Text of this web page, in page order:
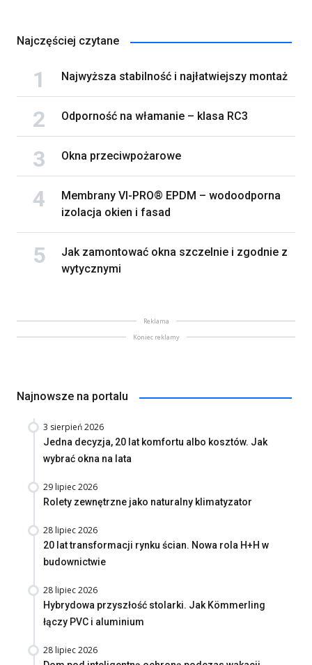
Najczęściej czytane
Najwyższa stabilność i najłatwiejszy montaż
Odporność na włamanie – klasa RC3
Okna przeciwpożarowe
Membrany VI-PRO® EPDM – wodoodporna
izolacja okien i fasad
Jak zamontować okna szczelnie i zgodnie z
wytycznymi
Reklama
Koniec reklamy
Najnowsze na portalu
3 sierpień 2026
Jedna decyzja, 20 lat komfortu albo kosztów. Jak
wybrać okna na lata
29 lipiec 2026
Rolety zewnętrzne jako naturalny klimatyzator
28 lipiec 2026
20 lat transformacji rynku ścian. Nowa rola H+H w
budownictwie
28 lipiec 2026
Hybrydowa przyszłość stolarki. Jak Kömmerling
łączy PVC i aluminium
28 lipiec 2026